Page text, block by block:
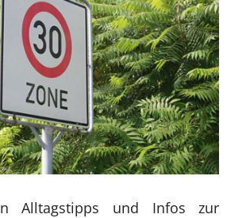
Alltagstipps und Infos zur